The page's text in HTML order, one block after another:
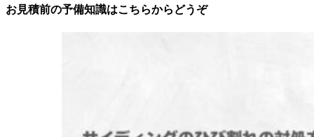
お見積前の予備知識はこちらからどうぞ